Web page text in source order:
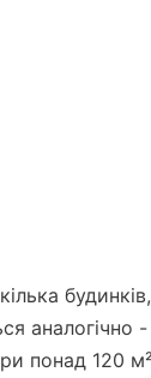
аналогічно
понад 120